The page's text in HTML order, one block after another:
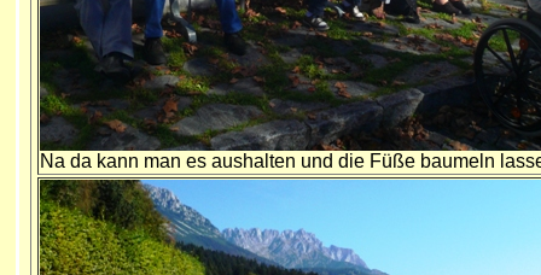
Na da kann man es aushalten und die Füße baumeln